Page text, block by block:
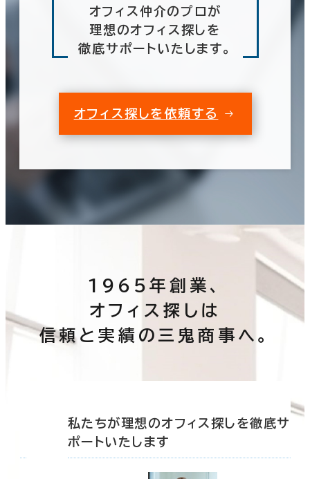
オフィス仲介のプロが
理想のオフィス探しを
徹底サポートいたします。
オフィス探しを依頼する
1965年創業、
オフィス探しは
信頼と実績の三鬼商事へ。
私たちが理想のオフィス探しを徹底サ
ポートいたします